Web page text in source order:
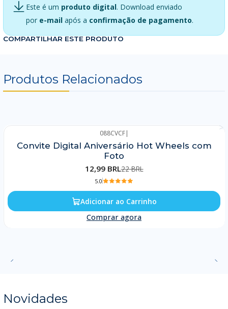
Este é um produto digital. Download enviado
por e-mail após a confirmação de pagamento.
COMPARTILHAR ESTE PRODUTO
Produtos Relacionados
088CVCF|
Convite Digital Aniversário Hot Wheels com
Foto
12,99 BRL22 BRL
5.0
Adicionar ao Carrinho
Comprar agora
Novidades